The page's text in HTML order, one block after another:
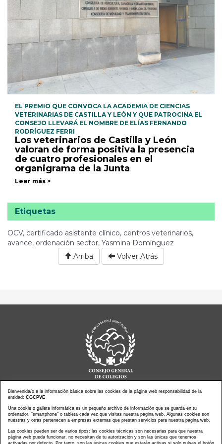
EL PREMIO QUE CONVOCA LA ACADEMIA DE CIENCIAS
VETERINARIAS DE CASTILLA Y LEÓN Y QUE PATROCINA EL
CONSEJO LLEVARÁ EL NOMBRE DE ELÍAS FERNANDO
RODRÍGUEZ FERRI
Los veterinarios de Castilla y León
valoran de forma positiva la presencia
de cuatro profesionales en el
organigrama de la Junta
Leer más >
Etiquetas
OCV, certificado asistente clínico, centros veterinarios,
avance, ordenación sector, Yasmina Domínguez
Arriba
Volver Atrás
Noticias actualidad
Agenda de Actos
Revistas
PressClip
Multimedias
Contacto
Aviso Legal
Política Privacidad
Bienvenida/o a la información básica sobre las cookies de la página web responsabilidad de la
entidad: CGCPVE
Una cookie o galleta informática es un pequeño archivo de información que se guarda en tu
ordenador, “smartphone” o tableta cada vez que visitas nuestra página web. Algunas cookies son
nuestras y otras pertenecen a empresas externas que prestan servicios para nuestra página web.
Las cookies pueden ser de varios tipos: las cookies técnicas son necesarias para que nuestra
página web pueda funcionar, no necesitan de tu autorización y son las únicas que tenemos
activadas por defecto. Por tanto, son las únicas cookies que estarán activas si solo pulsas el botón